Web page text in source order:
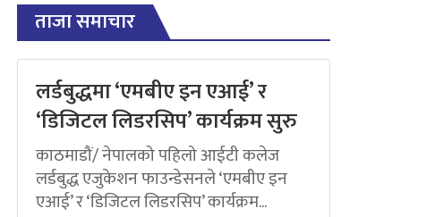
ताजा समाचार
लर्डबुद्धमा ‘एमबीए इन एआई’ र
‘डिजिटल लिडरसिप’ कार्यक्रम सुरु
काठमाडौं/ नेपालको पहिलो आईटी कलेज
लर्डबुद्ध एजुकेशन फाउन्डेसनले ‘एमबीए इन
एआई’ र ‘डिजिटल लिडरसिप’ कार्यक्रम...